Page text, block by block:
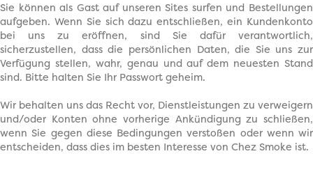
Sie können als Gast auf unseren Sites surfen und Bestellungen
aufgeben. Wenn Sie sich dazu entschließen, ein Kundenkonto
bei uns zu eröffnen, sind Sie dafür verantwortlich,
sicherzustellen, dass die persönlichen Daten, die Sie uns zur
Verfügung stellen, wahr, genau und auf dem neuesten Stand
sind. Bitte halten Sie Ihr Passwort geheim.
Wir behalten uns das Recht vor, Dienstleistungen zu verweigern
und/oder Konten ohne vorherige Ankündigung zu schließen,
wenn Sie gegen diese Bedingungen verstoßen oder wenn wir
entscheiden, dass dies im besten Interesse von Chez Smoke ist.